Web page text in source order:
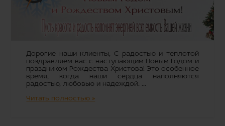
Дорогие наши клиенты, С радостью и теплотой
поздравляем вас с наступающим Новым Годом и
праздником Рождества Христова! Это особенное
время, когда наши сердца наполняются
радостью, любовью и надеждой. ...
Читать полностью »